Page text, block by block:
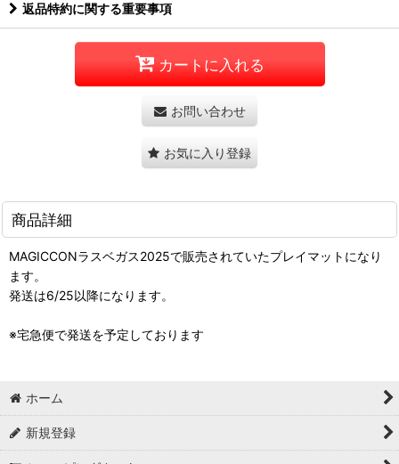
返品特約に関する重要事項
カートに入れる
お問い合わせ
お気に入り登録
商品詳細
MAGICCONラスベガス2025で販売されていたプレイマットになり
ます。
発送は6/25以降になります。
※宅急便で発送を予定しております
ホーム
新規登録